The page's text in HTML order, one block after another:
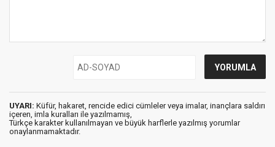
UYARI: Küfür, hakaret, rencide edici cümleler veya imalar, inançlara saldırı
içeren, imla kuralları ile yazılmamış,
Türkçe karakter kullanılmayan ve büyük harflerle yazılmış yorumlar
onaylanmamaktadır.